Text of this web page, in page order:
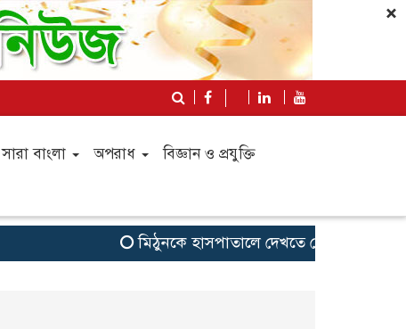
×
সারা বাংলা অপরাধ
বিজ্ঞান ও প্রযুক্তি
মিঠুনকে হাসপাতালে দেখতে গেলেন মুখ্যমন্ত্রী